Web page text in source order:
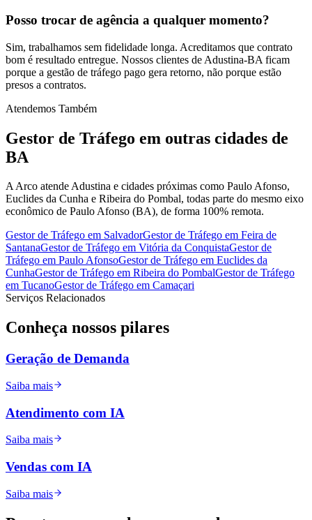
Posso trocar de agência a qualquer momento?
Sim, trabalhamos sem fidelidade longa. Acreditamos que contrato
bom é resultado entregue. Nossos clientes de Adustina-BA ficam
porque a gestão de tráfego pago gera retorno, não porque estão
presos a contratos.
Atendemos Também
Gestor de Tráfego em outras cidades de
BA
A Arco atende Adustina e cidades próximas como Paulo Afonso,
Euclides da Cunha e Ribeira do Pombal, todas parte do mesmo eixo
econômico de Paulo Afonso (BA), de forma 100% remota.
Gestor de Tráfego em SalvadorGestor de Tráfego em Feira de
SantanaGestor de Tráfego em Vitória da ConquistaGestor de
Tráfego em Paulo AfonsoGestor de Tráfego em Euclides da
CunhaGestor de Tráfego em Ribeira do PombalGestor de Tráfego
em TucanoGestor de Tráfego em Camaçari
Serviços Relacionados
Conheça nossos pilares
Geração de Demanda
Saiba mais
Atendimento com IA
Saiba mais
Vendas com IA
Saiba mais